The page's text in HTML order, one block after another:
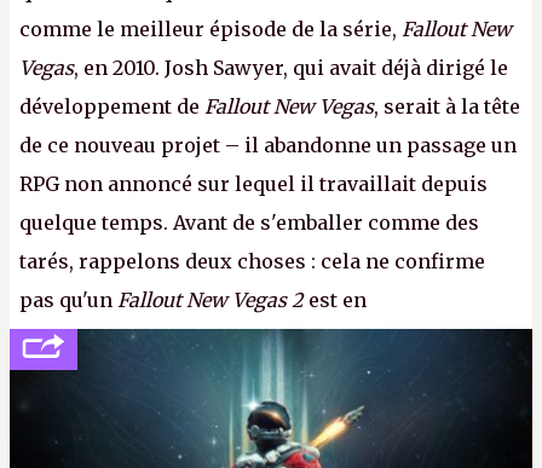
comme le meilleur épisode de la série, Fallout New
Vegas, en 2010. Josh Sawyer, qui avait déjà dirigé le
développement de Fallout New Vegas, serait à la tête
de ce nouveau projet – il abandonne un passage un
RPG non annoncé sur lequel il travaillait depuis
quelque temps. Avant de s'emballer comme des
tarés, rappelons deux choses : cela ne confirme
pas qu'un Fallout New Vegas 2est en
développement (pour ce que l'on sait, ils bossent
peut-être sur
Fallout Football ou
Fallout vs. Les
Lapins Crétins) et l'Obsidian d'aujourd'hui n'est plus
le même studio qu'il y a 15 ans. Mais bon, OK, on